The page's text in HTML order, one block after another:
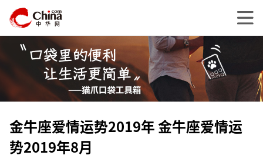
金牛座爱情运势2019年 金牛座爱情运
势2019年8月